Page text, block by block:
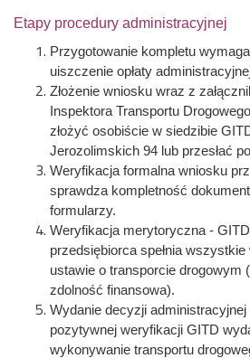
Etapy procedury administracyjnej
Przygotowanie kompletu
uiszczenie opłaty
Złożenie wniosku wraz z
Inspektora Transportu
złożyć osobiście w siedzibie
Jerozolimskich 94 lub przesłać
Weryfikacja formalna wniosku
sprawdza kompletność
formularzy.
Weryfikacja merytoryczna -
przedsiębiorca spełnia
ustawie o transporcie drogowym
zdolność finansowa).
Wydanie decyzji
pozytywnej weryfikacji GITD
wykonywanie transportu